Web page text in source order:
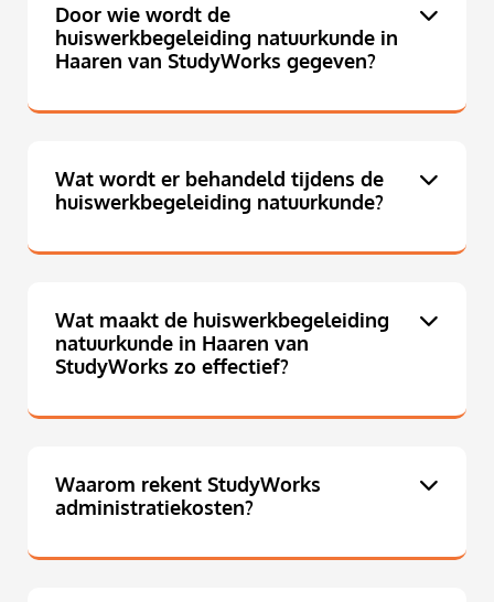
Door wie wordt de
huiswerkbegeleiding natuurkunde in
Haaren van StudyWorks gegeven?
Wat wordt er behandeld tijdens de
huiswerkbegeleiding natuurkunde?
Wat maakt de huiswerkbegeleiding
natuurkunde in Haaren van
StudyWorks zo effectief?
Waarom rekent StudyWorks
administratiekosten?